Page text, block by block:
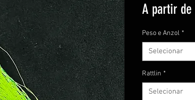
A partir de
Peso e Anzol *
Selecionar
Rattlin *
Selecionar